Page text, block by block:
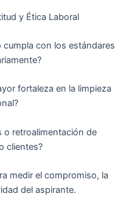
y Ética Laboral
cumpla con los estándares
fortaleza en la limpieza
o retroalimentación de
clientes?
medir el compromiso, la
del aspirante.